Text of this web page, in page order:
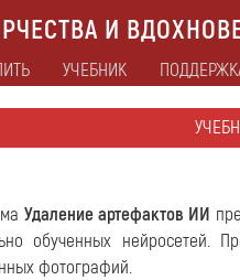
И
УЧЕБНИК
Удаление артефактов ИИ
обученных нейросетей.
фотографий.